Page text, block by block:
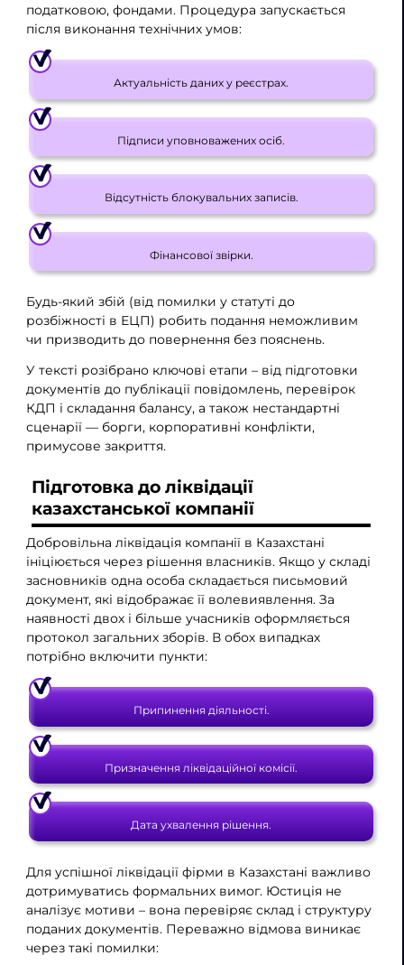
податковою, фондами. Процедура запускається
після виконання технічних умов:
Актуальність даних у реєстрах.
Підписи уповноважених осіб.
Відсутність блокувальних записів.
Фінансової звірки.
Будь-який збій (від помилки у статуті до
розбіжності в ЕЦП) робить подання неможливим
чи призводить до повернення без пояснень.
У тексті розібрано ключові етапи – від підготовки
документів до публікації повідомлень, перевірок
КДП і складання балансу, а також нестандартні
сценарії — борги, корпоративні конфлікти,
примусове закриття.
Підготовка до ліквідації
казахстанської компанії
Добровільна ліквідація компанії в Казахстані
ініціюється через рішення власників. Якщо у складі
засновників одна особа складається письмовий
документ, які відображає її волевиявлення. За
наявності двох і більше учасників оформляється
протокол загальних зборів. В обох випадках
потрібно включити пункти:
Припинення діяльності.
Призначення ліквідаційної комісії.
Дата ухвалення рішення.
Для успішної ліквідації фірми в Казахстані важливо
дотримуватись формальних вимог. Юстиція не
аналізує мотиви – вона перевіряє склад і структуру
поданих документів. Переважно відмова виникає
через такі помилки: